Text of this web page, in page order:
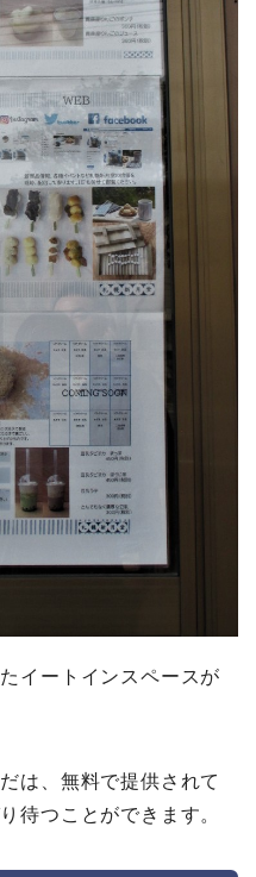
イートインスペースが
は、無料で提供されて
待つことができます。